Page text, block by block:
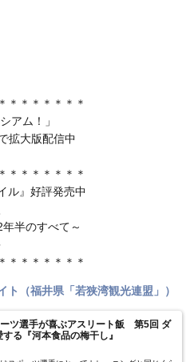
＊＊＊＊＊＊＊
アム！」
拡大版配信中
＊＊＊＊＊＊＊
ル』好評発売中
半のすべて～
＊＊＊＊＊＊＊
（福井県「若狭湾観光連盟」）
ツ選手が喜ぶアスリート飯 第5回 ダ
る『河本食品の梅干し』